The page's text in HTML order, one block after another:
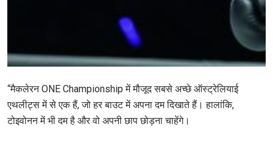
“मैकलेरन ONE Championship में मौजूद सबसे अच्छे ऑस्ट्रेलियाई
एथलीट्स में से एक हैं, जो हर बाउट में अपना दम दिखाते हैं। हालांकि,
टोइवोनन में भी दम है और वो अपनी छाप छोड़ना चाहेंगे।